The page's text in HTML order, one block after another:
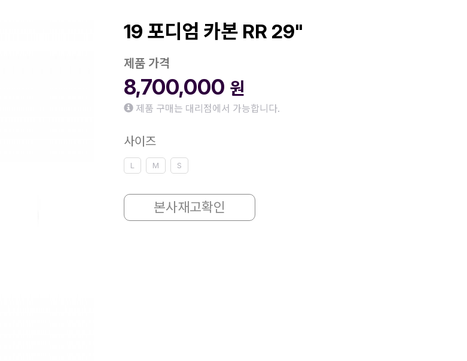
19 포디엄 카본 RR 29"
제품 가격
8,700,000 원
제품 구매는 대리점에서 가능합니다.
사이즈
L M S
본사재고확인